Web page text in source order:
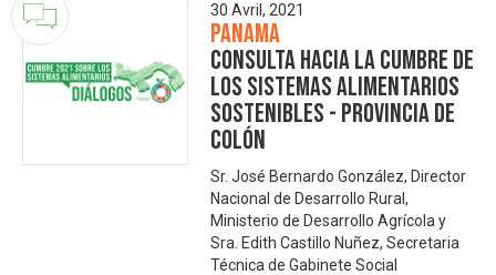
30 Avril, 2021
Panama
Consulta Hacia la Cumbre de
los Sistemas Alimentarios
Sostenibles - Provincia de
Colón
Sr. José Bernardo González, Director
Nacional de Desarrollo Rural,
Ministerio de Desarrollo Agrícola y
Sra. Edith Castillo Nuñez, Secretaria
Técnica de Gabinete Social